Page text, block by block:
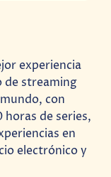
experiencia
de streaming
con
de series,
en
electrónico y